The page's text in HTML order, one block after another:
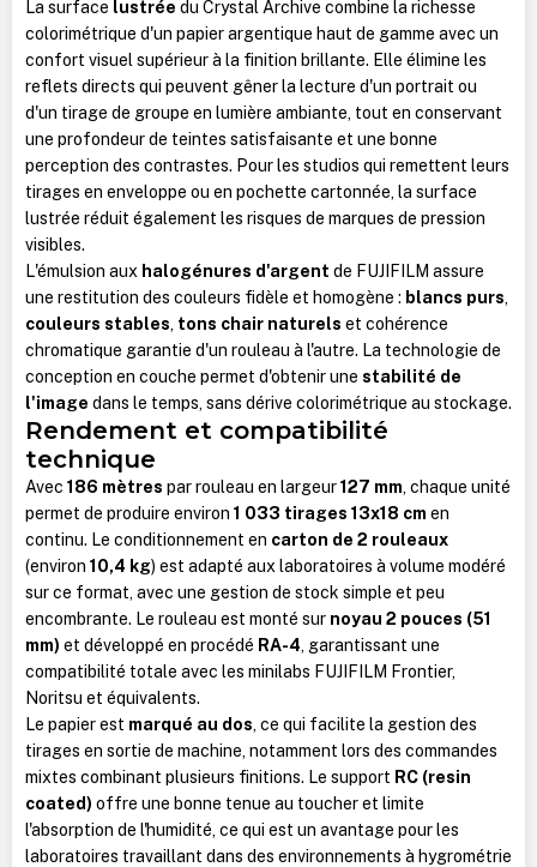
La surface lustrée du Crystal Archive combine la richesse
colorimétrique d'un papier argentique haut de gamme avec un
confort visuel supérieur à la finition brillante. Elle élimine les
reflets directs qui peuvent gêner la lecture d'un portrait ou
d'un tirage de groupe en lumière ambiante, tout en conservant
une profondeur de teintes satisfaisante et une bonne
perception des contrastes. Pour les studios qui remettent leurs
tirages en enveloppe ou en pochette cartonnée, la surface
lustrée réduit également les risques de marques de pression
visibles.
L'émulsion aux halogénures d'argent de FUJIFILM assure
une restitution des couleurs fidèle et homogène : blancs purs,
couleurs stables, tons chair naturels et cohérence
chromatique garantie d'un rouleau à l'autre. La technologie de
conception en couche permet d'obtenir une stabilité de
l'image dans le temps, sans dérive colorimétrique au stockage.
Rendement et compatibilité
technique
Avec 186 mètres par rouleau en largeur127 mm, chaque unité
permet de produire environ 1 033 tirages 13x18 cm en
continu. Le conditionnement en carton de 2 rouleaux
(environ 10,4 kg) est adapté aux laboratoires à volume modéré
sur ce format, avec une gestion de stock simple et peu
encombrante. Le rouleau est monté sur noyau 2 pouces (51
mm) et développé en procédé RA-4, garantissant une
compatibilité totale avec les minilabs FUJIFILM Frontier,
Noritsu et équivalents.
Le papier est marqué au dos, ce qui facilite la gestion des
tirages en sortie de machine, notamment lors des commandes
mixtes combinant plusieurs finitions. Le support RC (resin
coated) offre une bonne tenue au toucher et limite
l'absorption de l'humidité, ce qui est un avantage pour les
laboratoires travaillant dans des environnements à hygrométrie